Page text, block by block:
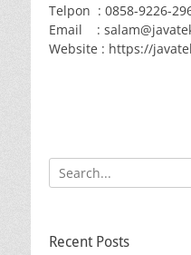
Telpon : 0858-9226-
Email :
Website : https://
Search
for:
Recent Posts